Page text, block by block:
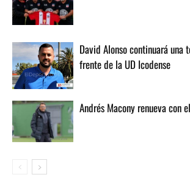
David Alonso continuará una
frente de la UD Icodense
Andrés Macony renueva con